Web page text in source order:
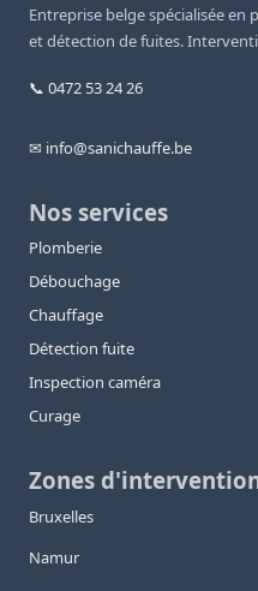
Entreprise belge spécialisée
et détection de fuites.
📞 0472 53 24 26
✉ info@sanichauffe.be
Nos services
Plomberie
Débouchage
Chauffage
Détection fuite
Inspection caméra
Curage
Zones
Bruxelles
Namur